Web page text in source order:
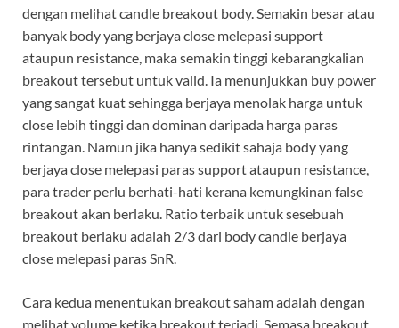
dengan melihat candle breakout body. Semakin besar atau
banyak body yang berjaya close melepasi support
ataupun resistance, maka semakin tinggi kebarangkalian
breakout tersebut untuk valid. Ia menunjukkan buy power
yang sangat kuat sehingga berjaya menolak harga untuk
close lebih tinggi dan dominan daripada harga paras
rintangan. Namun jika hanya sedikit sahaja body yang
berjaya close melepasi paras support ataupun resistance,
para trader perlu berhati-hati kerana kemungkinan false
breakout akan berlaku. Ratio terbaik untuk sesebuah
breakout berlaku adalah 2/3 dari body candle berjaya
close melepasi paras SnR.
Cara kedua menentukan breakout saham adalah dengan
melihat volume ketika breakout terjadi. Semasa breakout